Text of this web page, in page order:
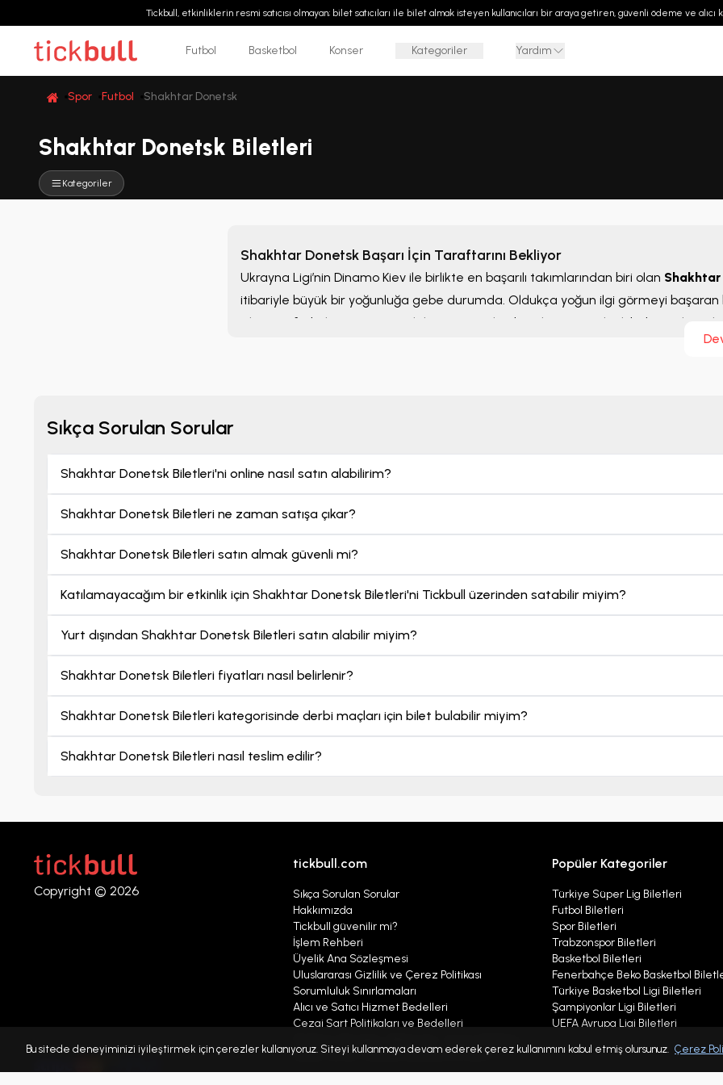
Tickbull, etkinliklerin resmi satıcısı olmayan; bilet satıcıları ile bilet almak isteyen kullanıcıları bir araya getiren, güvenli ödeme ve
Futbol Basketbol Konser Kategoriler Yardım
Spor Futbol Shakhtar Donetsk
Shakhtar Donetsk Biletleri
Kategoriler
Shakhtar Donetsk Başarı İçin Taraftarını Bekliyor
Ukrayna Ligi’nin Dinamo Kiev ile birlikte en başarılı takımlarından biri olan
itibariyle büyük bir yoğunluğa gebe durumda. Oldukça yoğun ilgi görmeyi
Ukrayna futbolunun en önemli iki simgesinden biri olan Donetsk ekibi, başarılı
Kurulduğu tarih olan 1936’dan bu yana sayısız başarı elde etmeyi bilen takım,
ve tribün seçimine göre farklılık gösterebilir. En ucuz biletlerden en pahalı
seçenekler tickbull.com üzerinde sıralanır. Sizler de bütçenize uygun olarak hem
yapmanız gereken tek şey tickbull.com’u ziyaret etmektir.
Sıkça Sorulan Sorular
Shakhtar Donetsk Biletleri'ni online nasıl satın alabilirim?
Shakhtar Donetsk Biletleri ne zaman satışa çıkar?
Shakhtar Donetsk Biletleri satın almak güvenli mi?
Katılamayacağım bir etkinlik için Shakhtar Donetsk Biletleri'ni Tickbull üzerinden satabilir miyim?
Yurt dışından Shakhtar Donetsk Biletleri satın alabilir miyim?
Shakhtar Donetsk Biletleri fiyatları nasıl belirlenir?
Shakhtar Donetsk Biletleri kategorisinde derbi maçları için bilet bulabilir miyim?
Shakhtar Donetsk Biletleri nasıl teslim edilir?
Copyright © 2026
tickbull.com
Sıkça Sorulan Sorular
Hakkımızda
Tickbull güvenilir mi?
İşlem Rehberi
Üyelik Ana Sözleşmesi
Uluslararası Gizlilik ve Çerez Politikası
Sorumluluk Sınırlamaları
Alıcı ve Satıcı Hizmet Bedelleri
Cezai Şart Politikaları ve Bedelleri
Kişisel veriler Politikası Aydınlatma Metni
Popüler Kategoriler
Türkiye Süper Lig Biletleri
Futbol Biletleri
Spor Biletleri
Trabzonspor Biletleri
Basketbol Biletleri
Fenerbahçe Beko Basketbol
Türkiye Basketbol Ligi Biletleri
Şampiyonlar Ligi Biletleri
UEFA Avrupa Ligi Biletleri
Bu sitede deneyiminizi iyileştirmek için çerezler kullanıyoruz. Siteyi kullanmaya devam ederek çerez kullanımını kabul etmiş olursunuz. Çerez